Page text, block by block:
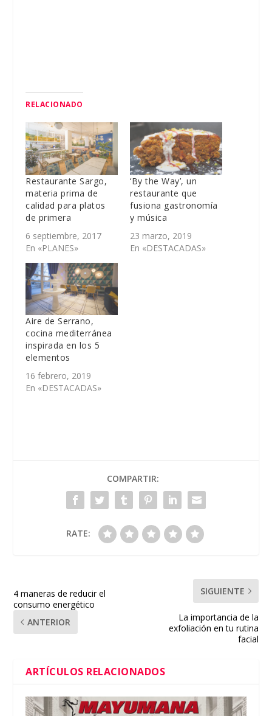
RELACIONADO
Restaurante Sargo,
materia prima de
calidad para platos
de primera
6 septiembre, 2017
En «PLANES»
‘By the Way’, un
restaurante que
fusiona gastronomía
y música
23 marzo, 2019
En «DESTACADAS»
Aire de Serrano,
cocina mediterránea
inspirada en los 5
elementos
16 febrero, 2019
En «DESTACADAS»
COMPARTIR:
RATE:
4 maneras de reducir el
consumo energético
ANTERIOR
SIGUIENTE
La importancia de la
exfoliación en tu rutina
facial
ARTÍCULOS RELACIONADOS